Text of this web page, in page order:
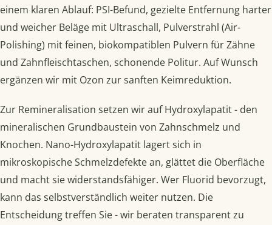
einem klaren Ablauf: PSI-Befund, gezielte Entfernung harter
und weicher Beläge mit Ultraschall, Pulverstrahl (Air-
Polishing) mit feinen, biokompatiblen Pulvern für Zähne
und Zahnfleischtaschen, schonende Politur. Auf Wunsch
ergänzen wir mit Ozon zur sanften Keimreduktion.
Zur Remineralisation setzen wir auf Hydroxylapatit - den
mineralischen Grundbaustein von Zahnschmelz und
Knochen. Nano-Hydroxylapatit lagert sich in
mikroskopische Schmelzdefekte an, glättet die Oberfläche
und macht sie widerstandsfähiger. Wer Fluorid bevorzugt,
kann das selbstverständlich weiter nutzen. Die
Entscheidung treffen Sie - wir beraten transparent zu